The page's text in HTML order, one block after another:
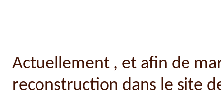
Actuellement , et afin de
reconstruction dans le site